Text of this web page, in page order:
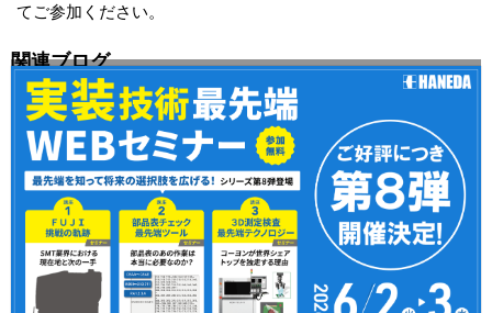
てご参加ください。
関連ブログ